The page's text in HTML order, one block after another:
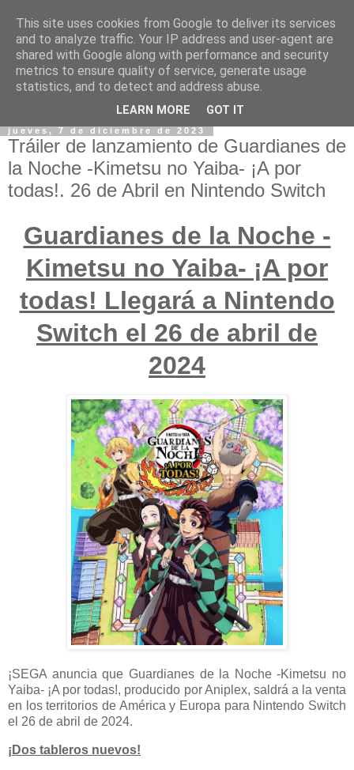
jueves, 7 de diciembre de 2023
Tráiler de lanzamiento de Guardianes de
la Noche -Kimetsu no Yaiba- ¡A por
todas!. 26 de Abril en Nintendo Switch
Guardianes de la Noche -
Kimetsu no Yaiba- ¡A por
todas! Llegará a Nintendo
Switch el 26 de abril de
2024
¡SEGA anuncia que Guardianes de la Noche -Kimetsu no
Yaiba- ¡A por todas!, producido por Aniplex, saldrá a la venta
en los territorios de América y Europa para Nintendo Switch
el 26 de abril de 2024.
¡Dos tableros nuevos!
This site uses cookies from Google to deliver its services
and to analyze traffic. Your IP address and user-agent are
shared with Google along with performance and security
metrics to ensure quality of service, generate usage
statistics, and to detect and address abuse.
LEARN MORE GOT IT